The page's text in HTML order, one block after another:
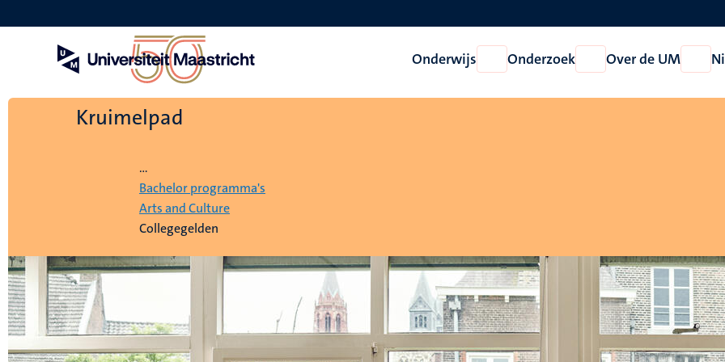
en
Onderwijs
Open
Onderwijs
Onderzoek
Open
Onderzoek
Over de UM
Open
Over
Kruimelpad
...
Bachelor programma's
Arts and Culture
Collegegelden